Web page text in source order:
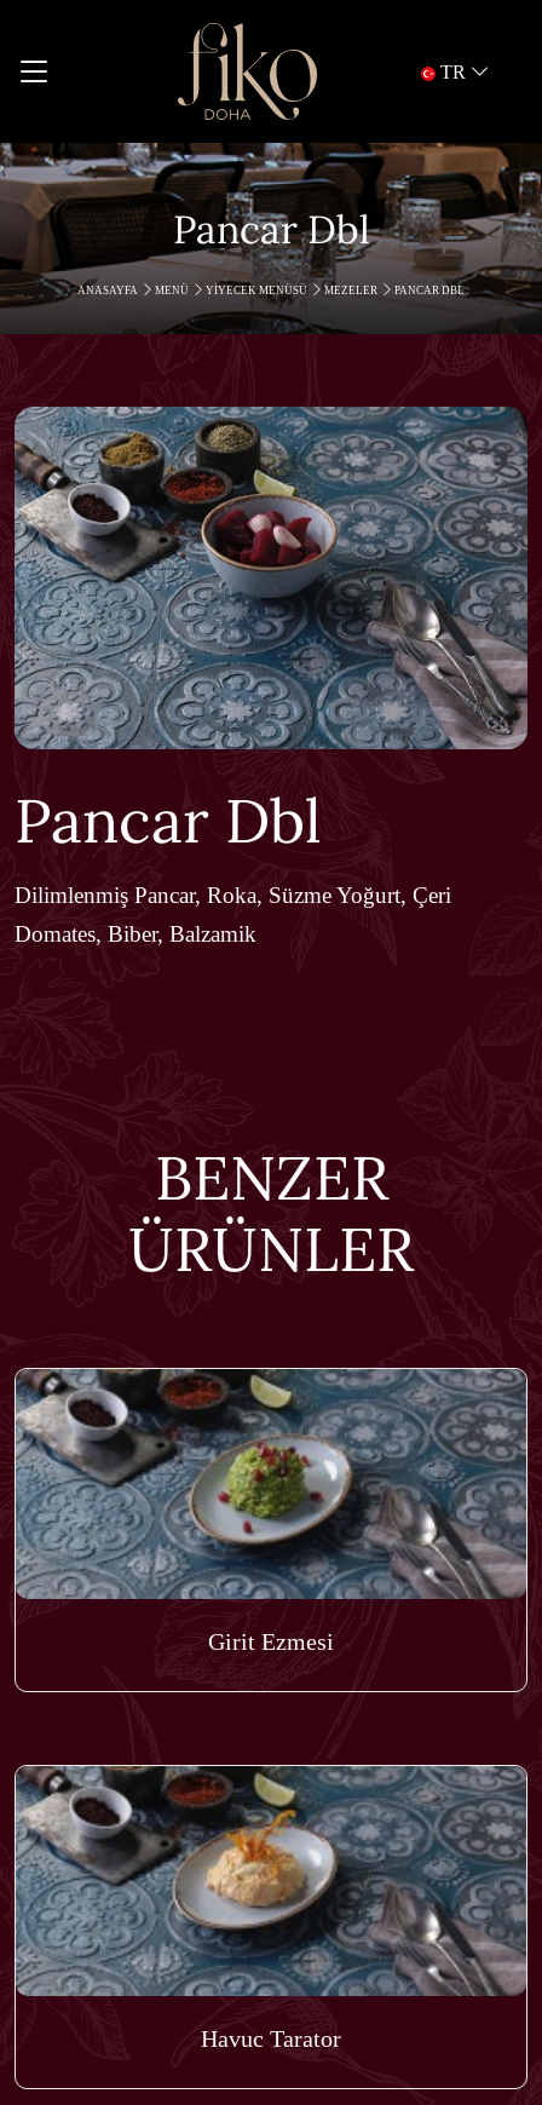
TR
Pancar Dbl
ANASAYFA MENÜ YIYECEK MENÜSÜ MEZELER PANCAR DBL
Pancar Dbl
Dilimlenmiş Pancar, Roka, Süzme Yoğurt, Çeri
Domates, Biber, Balzamik
BENZER
ÜRÜNLER
Girit Ezmesi
Havuc Tarator